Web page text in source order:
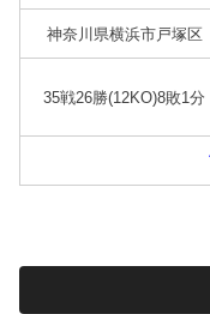
神奈川県横浜市戸塚区
35戦26勝(12KO)8敗1分